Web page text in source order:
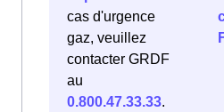
cas d'urgence
gaz, veuillez
contacter GRDF
au
0.800.47.33.33.